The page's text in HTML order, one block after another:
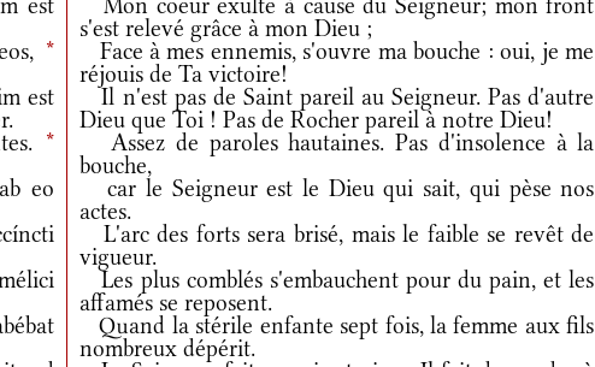
s'est relevé grâce à mon Dieu ;
*
Face à mes ennemis, s'ouvre ma bouche : oui, je me
réjouis de Ta victoire!
est
Il n'est pas de Saint pareil au Seigneur. Pas d'autre
Dieu que Toi ! Pas de Rocher pareil à notre Dieu!
*
Assez de paroles hautaines. Pas d'insolence à la
bouche,
eo
car le Seigneur est le Dieu qui sait, qui pèse nos
actes.
L'arc des forts sera brisé, mais le faible se revêt de
vigueur.
Les plus comblés s'embauchent pour du pain, et les
affamés se reposent.
Quand la stérile enfante sept fois, la femme aux fils
nombreux dépérit.